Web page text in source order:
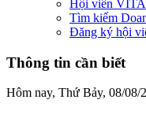
Hội viên
Tìm kiếm
Đăng ký hội
Thông tin cần biết
Hôm nay, Thứ Bảy, 08/08/